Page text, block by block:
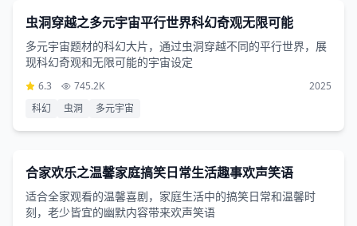
1小时53分钟
虫洞穿越之多元宇宙平行世界科幻奇观无限可能
多元宇宙题材的科幻大片，通过虫洞穿越不同的平行世界，展
现科幻奇观和无限可能的宇宙设定
6.3 745.2K
2025
科幻
虫洞 多元宇宙
3小时41分钟
喜剧片
合家欢乐之温馨家庭搞笑日常生活趣事欢声笑语
适合全家观看的温馨喜剧，家庭生活中的搞笑日常和温馨时
刻，老少皆宜的幽默内容带来欢声笑语